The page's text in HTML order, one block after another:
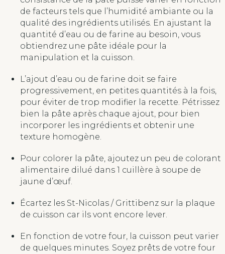
de facteurs tels que l’humidité ambiante ou la
qualité des ingrédients utilisés. En ajustant la
quantité d’eau ou de farine au besoin, vous
obtiendrez une pâte idéale pour la
manipulation et la cuisson.
L’ajout d’eau ou de farine doit se faire
progressivement, en petites quantités à la fois,
pour éviter de trop modifier la recette. Pétrissez
bien la pâte après chaque ajout, pour bien
incorporer les ingrédients et obtenir une
texture homogène.
Pour colorer la pâte, ajoutez un peu de colorant
alimentaire dilué dans 1 cuillère à soupe de
jaune d’œuf.
Écartez les St-Nicolas / Grittibenz sur la plaque
de cuisson car ils vont encore lever.
En fonction de votre four, la cuisson peut varier
de quelques minutes. Soyez prêts de votre four